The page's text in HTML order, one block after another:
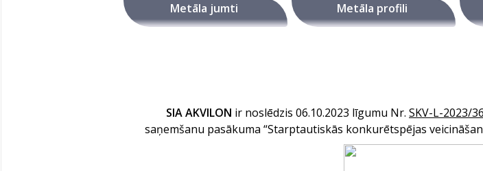
Metāla jumti Metāla profili
SIA AKVILON ir noslēdzis 06.10.2023 līgumu Nr. SKV-L-2023/
saņemšanu pasākuma “Starptautiskās konkurētspējas